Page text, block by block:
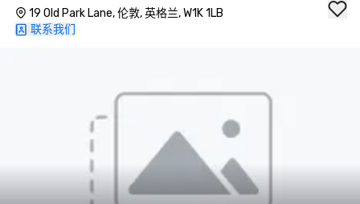
19 Old Park Lane, 伦敦, 英格兰, W1K 1LB
联系我们